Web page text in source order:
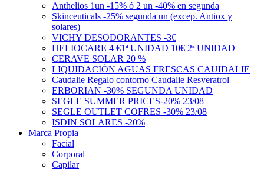
Anthelios 1un -15% ó 2 un -40% en segunda
Skinceuticals -25% segunda un (excep. Antiox y
solares)
VICHY DESODORANTES -3€
HELIOCARE 4 €1ª UNIDAD 10€ 2ª UNIDAD
CERAVE SOLAR 20 %
LIQUIDACIÓN AGUAS FRESCAS CAUIDALIE
Caudalie Regalo contorno Caudalie Resveratrol
ERBORIAN -30% SEGUNDA UNIDAD
SEGLE SUMMER PRICES-20% 23/08
SEGLE OUTLET COFRES -30% 23/08
ISDIN SOLARES -20%
Marca Propia
Facial
Corporal
Capilar